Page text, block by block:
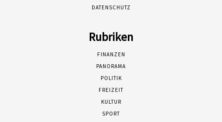
DATENSCHUTZ
Rubriken
FINANZEN
PANORAMA
POLITIK
FREIZEIT
KULTUR
SPORT